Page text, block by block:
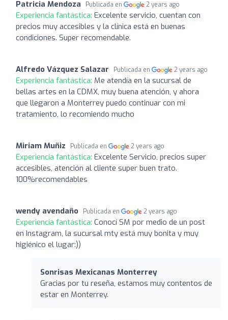
Patricia Mendoza Publicada en 2 years ago
Experiencia fantástica: Excelente servicio, cuentan con
precios muy accesibles y la clínica está en buenas
condiciones. Super recomendable.
Alfredo Vázquez Salazar Publicada en 2 years ago
Experiencia fantástica: Me atendía en la sucursal de
bellas artes en la CDMX, muy buena atención, y ahora
que llegaron a Monterrey puedo continuar con mi
tratamiento, lo recomiendo mucho
Miriam Muñiz Publicada en 2 years ago
Experiencia fantástica: Excelente Servicio, precios super
accesibles, atención al cliente super buen trato.
100%recomendables
wendy avendaño Publicada en 2 years ago
Experiencia fantástica: Conocí SM por medio de un post
en Instagram, la sucursal mty está muy bonita y muy
higiénico el lugar:))
Sonrisas Mexicanas Monterrey
Gracias por tu reseña, estamos muy contentos de
estar en Monterrey.